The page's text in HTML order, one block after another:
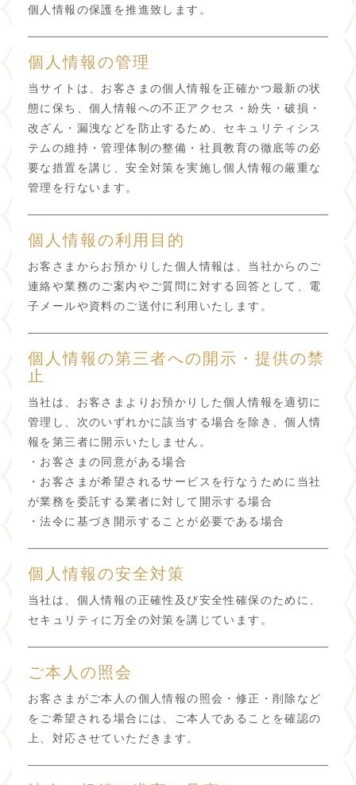
個人情報の保護を推進致します。
個人情報の管理
当サイトは、お客さまの個人情報を正確かつ最新の状
態に保ち、個人情報への不正アクセス・紛失・破損・
改ざん・漏洩などを防止するため、セキュリティシス
テムの維持・管理体制の整備・社員教育の徹底等の必
要な措置を講じ、安全対策を実施し個人情報の厳重な
管理を行ないます。
個人情報の利用目的
お客さまからお預かりした個人情報は、当社からのご
連絡や業務のご案内やご質問に対する回答として、電
子メールや資料のご送付に利用いたします。
個人情報の第三者への開示・提供の禁
止
当社は、お客さまよりお預かりした個人情報を適切に
管理し、次のいずれかに該当する場合を除き、個人情
報を第三者に開示いたしません。
・お客さまの同意がある場合
・お客さまが希望されるサービスを行なうために当社
が業務を委託する業者に対して開示する場合
・法令に基づき開示することが必要である場合
個人情報の安全対策
当社は、個人情報の正確性及び安全性確保のために、
セキュリティに万全の対策を講じています。
ご本人の照会
お客さまがご本人の個人情報の照会・修正・削除など
をご希望される場合には、ご本人であることを確認の
上、対応させていただきます。